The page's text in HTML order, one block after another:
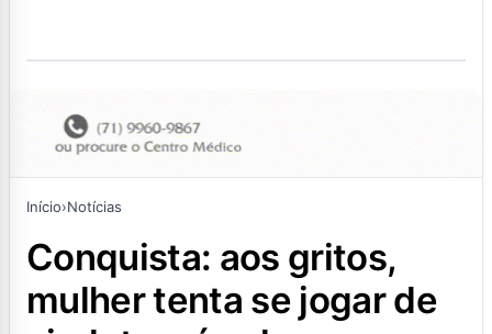
Início›Notícias
conquista: aos gritos,
mulher tenta se jogar de